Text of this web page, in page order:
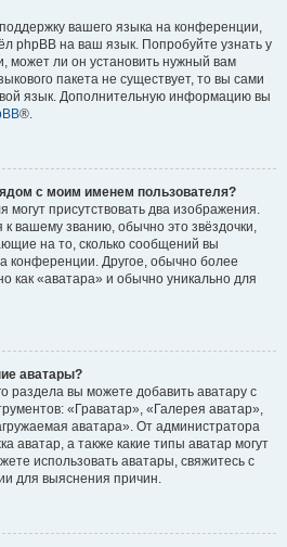
вашего языка на конференции,
phpBB на ваш язык. Попробуйте узнать у
может ли он установить нужный вам
пакета не существует, то вы сами
язык. Дополнительную информацию вы
®.
с моим именем пользователя?
присутствовать два изображения.
вашему званию, обычно это звёздочки,
на то, сколько сообщений вы
конференции. Другое, обычно более
как «аватара» и обычно уникально для
аватары?
раздела вы можете добавить аватару с
«Граватар», «Галерея аватар»,
аватара». От администратора
аватар, а также какие типы аватар могут
использовать аватары, свяжитесь с
для выяснения причин.